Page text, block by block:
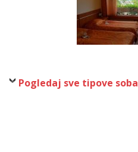
Pogledaj sve tipove soba